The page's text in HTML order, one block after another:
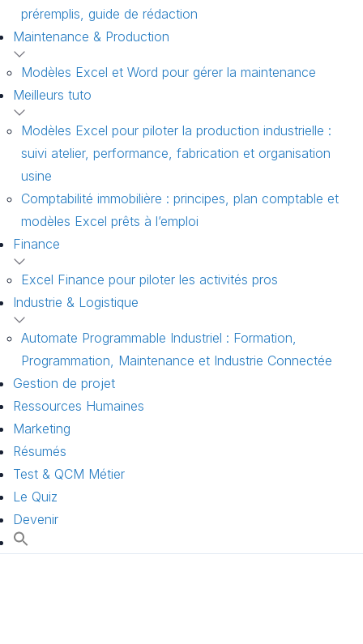
préremplis, guide de rédaction
Maintenance & Production
Modèles Excel et Word pour gérer la maintenance
Meilleurs tuto
Modèles Excel pour piloter la production industrielle :
suivi atelier, performance, fabrication et organisation
usine
Comptabilité immobilière : principes, plan comptable et
modèles Excel prêts à l’emploi
Finance
Excel Finance pour piloter les activités pros
Industrie & Logistique
Automate Programmable Industriel : Formation,
Programmation, Maintenance et Industrie Connectée
Gestion de projet
Ressources Humaines
Marketing
Résumés
Test & QCM Métier
Le Quiz
Devenir